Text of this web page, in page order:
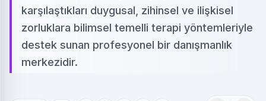
karşılaştıkları duygusal, zihinsel ve ilişkisel
zorluklara bilimsel temelli terapi yöntemleriyle
destek sunan profesyonel bir danışmanlık
merkezidir.